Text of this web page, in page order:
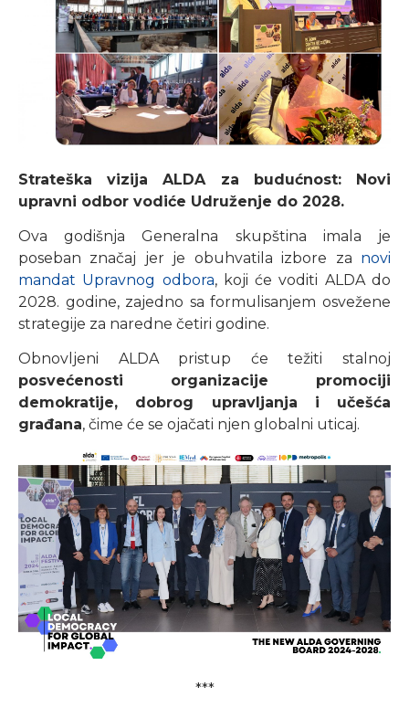
Strateška vizija ALDA za budućnost: Novi
upravni odbor vodiće Udruženje do 2028.
Ova godišnja Generalna skupština imala je
poseban značaj jer je obuhvatila izbore za novi
mandat Upravnog odbora, koji će voditi ALDA do
2028. godine, zajedno sa formulisanjem osvežene
strategije za naredne četiri godine.
Obnovljeni ALDA pristup će težiti stalnoj
posvećenosti organizacije promociji
demokratije, dobrog upravljanja i učešća
građana, čime će se ojačati njen globalni uticaj.
***